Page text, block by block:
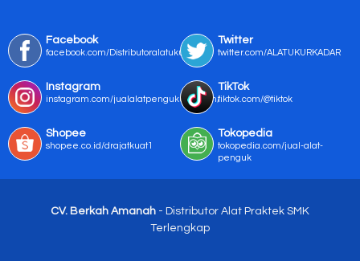
Facebook
facebook.com/Distributoralatukur
Twitter
twitter.com/ALATUKURKADAR
Instagram
instagram.com/jualalatpengukurmurah/
TikTok
tiktok.com/@tiktok
Shopee
shopee.co.id/drajatkuat1
Tokopedia
tokopedia.com/jual-alat-
penguk
CV. Berkah Amanah - Distributor Alat Praktek SMK
Terlengkap